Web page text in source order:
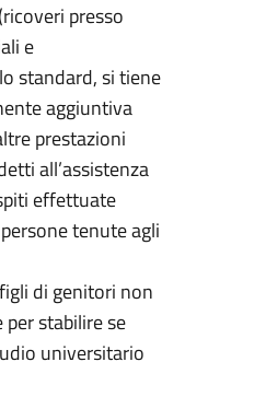
presso
e
standard, si tiene
aggiuntiva
prestazioni
all’assistenza
effettuate
tenute agli
di genitori non
stabilire se
universitario